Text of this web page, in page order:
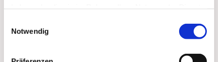
Notwendig